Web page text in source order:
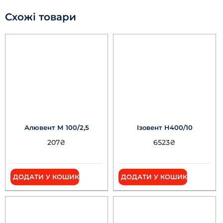
Схожі товари
Алювент М 100/2,5
207₴
ДОДАТИ У КОШИК
Ізовент Н400/10
6523₴
ДОДАТИ У КОШИК